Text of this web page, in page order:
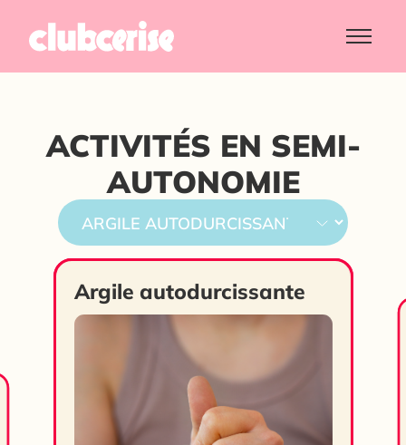
ACTIVITÉS EN SEMI-
AUTONOMIE
Argile autodurcissante